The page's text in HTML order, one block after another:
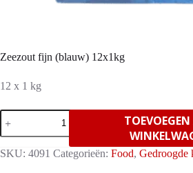
Zeezout fijn (blauw) 12x1kg
12 x 1 kg
Zeezout
fijn
(blauw)
12x1kg
aantal
SKU: 4091 Categorieën: Food, Gedroogde